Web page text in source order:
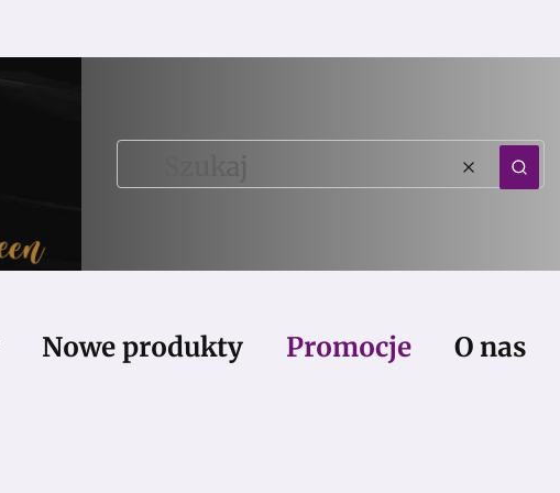
Wyczyść
Nowe produkty Promocje O nas